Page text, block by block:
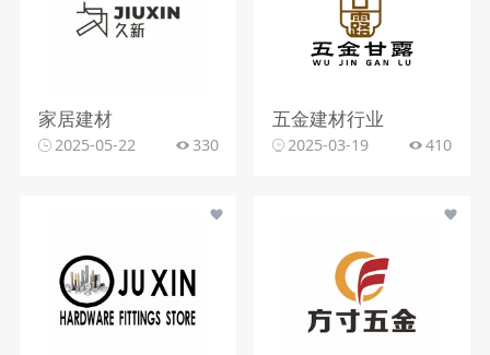
家居建材
2025-05-22 330
五金建材行业
2025-03-19 410